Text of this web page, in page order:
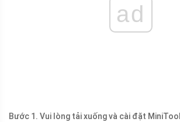
ad
Bước 1. Vui lòng tải xuống và cài đặt